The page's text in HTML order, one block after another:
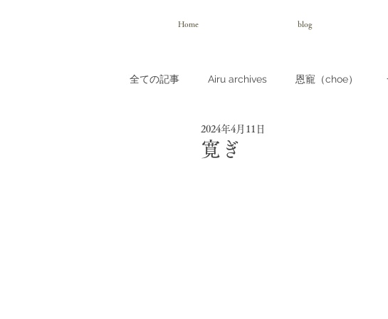
Home blog
全ての記事 Airu archives 恩寵（choe）
寛ぎ
2024年4月11日